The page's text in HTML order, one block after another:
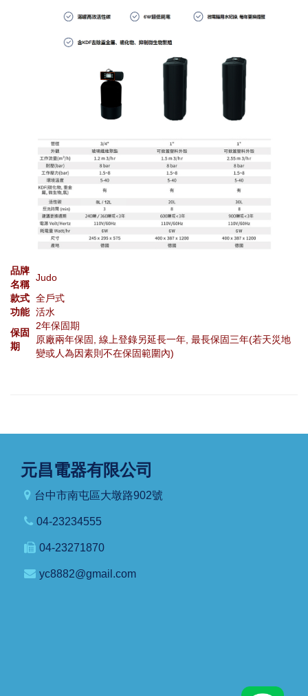
品牌
名稱
Judo
款式 全戶式
功能 活水
保固
期
2年保固期
原廠兩年保固, 線上登錄另延長一年, 最長保固三年(若天災地
變或人為因素則不在保固範圍內)
元昌電器有限公司
台中市南屯區大墩路902號
04-23234555
04-23271870
yc8882@gmail.com